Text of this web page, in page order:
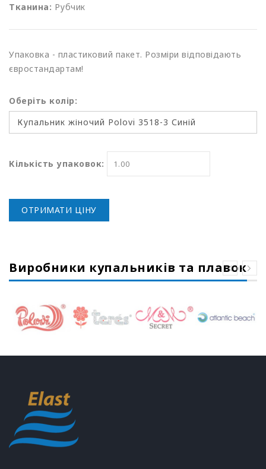
Тканина: Рубчик
Упаковка - пластиковий пакет. Розміри відповідають
євростандартам!
Оберіть колір:
Кількість упаковок:
ОТРИМАТИ ЦІНУ
Виробники купальників та плавок